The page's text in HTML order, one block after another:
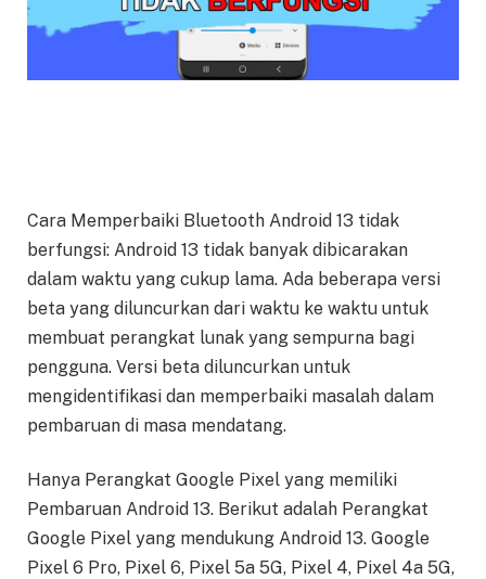
Cara Memperbaiki Bluetooth Android 13 tidak
berfungsi: Android 13 tidak banyak dibicarakan
dalam waktu yang cukup lama. Ada beberapa versi
beta yang diluncurkan dari waktu ke waktu untuk
membuat perangkat lunak yang sempurna bagi
pengguna. Versi beta diluncurkan untuk
mengidentifikasi dan memperbaiki masalah dalam
pembaruan di masa mendatang.
Hanya Perangkat Google Pixel yang memiliki
Pembaruan Android 13. Berikut adalah Perangkat
Google Pixel yang mendukung Android 13. Google
Pixel 6 Pro, Pixel 6, Pixel 5a 5G, Pixel 4, Pixel 4a 5G,